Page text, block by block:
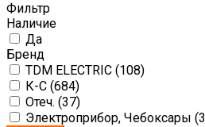
Фильтр
Наличие
Да
Бренд
TDM ELECTRIC (108)
К-С (684)
Отеч. (37)
Электроприбор, Чебоксары (3